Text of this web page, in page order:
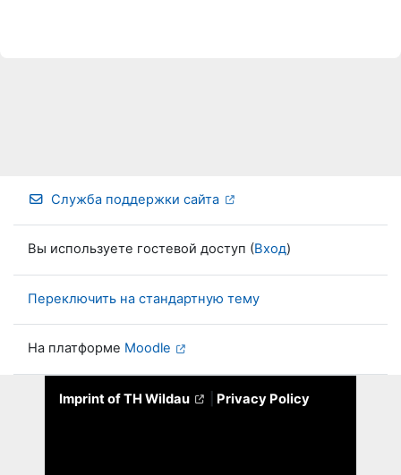
Служба поддержки сайта
Вы используете гостевой доступ (Вход)
Переключить на стандартную тему
На платформе Moodle
Imprint of TH Wildau Privacy Policy